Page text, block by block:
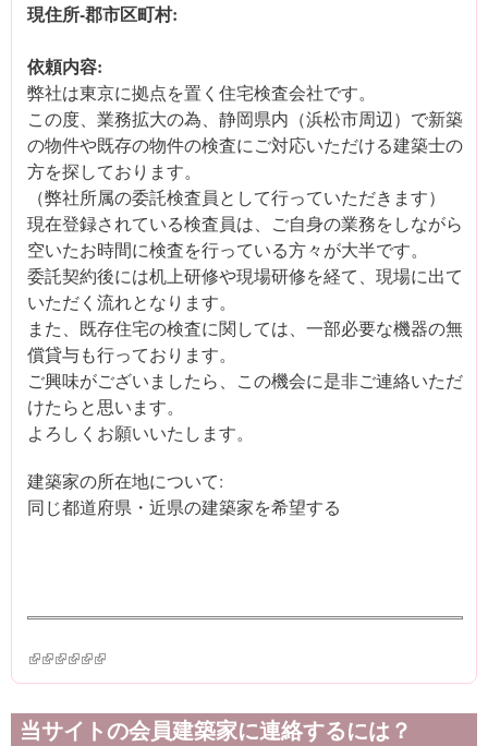
現住所‐郡市区町村:
依頼内容:
弊社は東京に拠点を置く住宅検査会社です。
この度、業務拡大の為、静岡県内（浜松市周辺）で新築
の物件や既存の物件の検査にご対応いただける建築士の
方を探しております。
（弊社所属の委託検査員として行っていただきます）
現在登録されている検査員は、ご自身の業務をしながら
空いたお時間に検査を行っている方々が大半です。
委託契約後には机上研修や現場研修を経て、現場に出て
いただく流れとなります。
また、既存住宅の検査に関しては、一部必要な機器の無
償貸与も行っております。
ご興味がございましたら、この機会に是非ご連絡いただ
けたらと思います。
よろしくお願いいたします。
建築家の所在地について:
同じ都道府県・近県の建築家を希望する
(link is external)
(link is external)
(link is external)
(link is external)
(link is external)
(link is external)
当サイトの会員建築家に連絡するには？